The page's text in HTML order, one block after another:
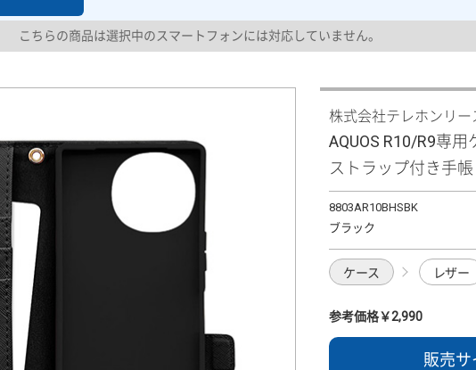
こちらの商品は選択中のスマートフォンには対応していません。
株式会社テレホンリー
AQUOS R10/R9専
ストラップ付き手帳
8803AR10BHSBK
ブラック
ケース レザー
参考価格￥2,990
販売サ